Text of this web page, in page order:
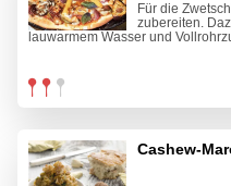
Für die
zubereiten.
lauwarmem Wasser und
Cashew-